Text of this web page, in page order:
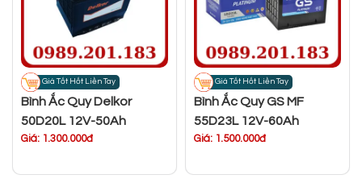
Giá Tốt Hốt Liền Tay
Bình Ắc Quy Delkor
50D20L 12V-50Ah
Giá: 1.300.000đ
Giá Tốt Hốt Liền Tay
Bình Ắc Quy GS MF
55D23L 12V-60Ah
Giá: 1.500.000đ